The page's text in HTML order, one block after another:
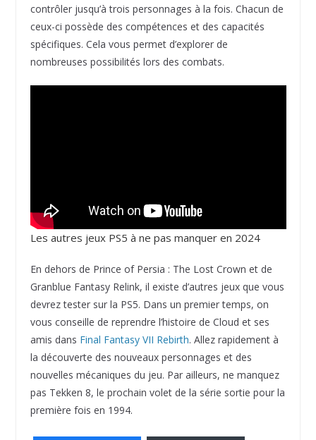
contrôler jusqu’à trois personnages à la fois. Chacun de
ceux-ci possède des compétences et des capacités
spécifiques. Cela vous permet d’explorer de
nombreuses possibilités lors des combats.
Les autres jeux PS5 à ne pas manquer en 2024
En dehors de Prince of Persia : The Lost Crown et de
Granblue Fantasy Relink, il existe d’autres jeux que vous
devrez tester sur la PS5. Dans un premier temps, on
vous conseille de reprendre l’histoire de Cloud et ses
amis dans Final Fantasy VII Rebirth. Allez rapidement à
la découverte des nouveaux personnages et des
nouvelles mécaniques du jeu. Par ailleurs, ne manquez
pas Tekken 8, le prochain volet de la série sortie pour la
première fois en 1994.